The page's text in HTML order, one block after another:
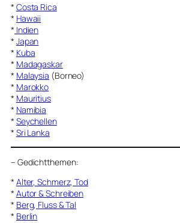
* Costa Rica
* Hawaii
* Indien
* Japan
* Kuba
* Madagaskar
* Malaysia (Borneo)
* Marokko
* Mauritius
* Namibia
* Seychellen
* Sri Lanka
– Gedichtthemen:
* Alter, Schmerz, Tod
* Autor & Schreiben
* Berg, Fluss & Tal
* Berlin